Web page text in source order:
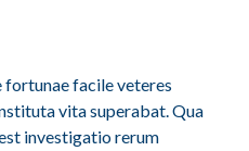
fortunae facile veteres
vita superabat. Qua
investigatio rerum